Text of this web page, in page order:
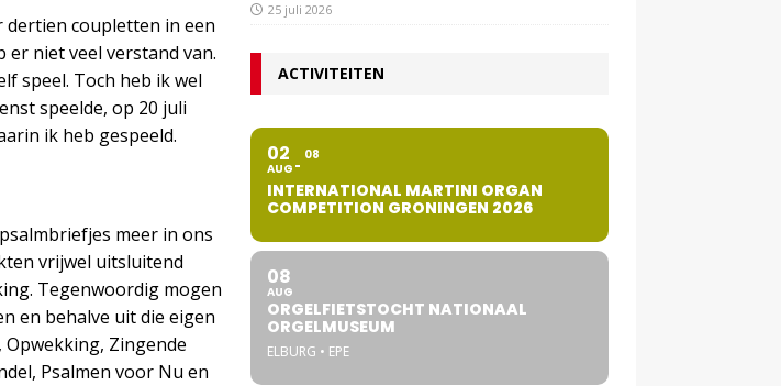
dertien coupletten in een
niet veel verstand van.
speel. Toch heb ik wel
speelde, op 20 juli
ik heb gespeeld.
meer in ons
vrijwel uitsluitend
Tegenwoordig mogen
en behalve uit die eigen
Zingende
Psalmen voor Nu en
25 juli 2026
ACTIVITEITEN
02
AUG
08
INTERNATIONAL MARTINI ORGAN
COMPETITION GRONINGEN 2026
08
AUG
ORGELFIETSTOCHT NATIONAAL
ORGELMUSEUM
ELBURG • EPE